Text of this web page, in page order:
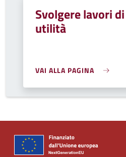
Svolgere lavori
utilità
VAI ALLA PAGINA